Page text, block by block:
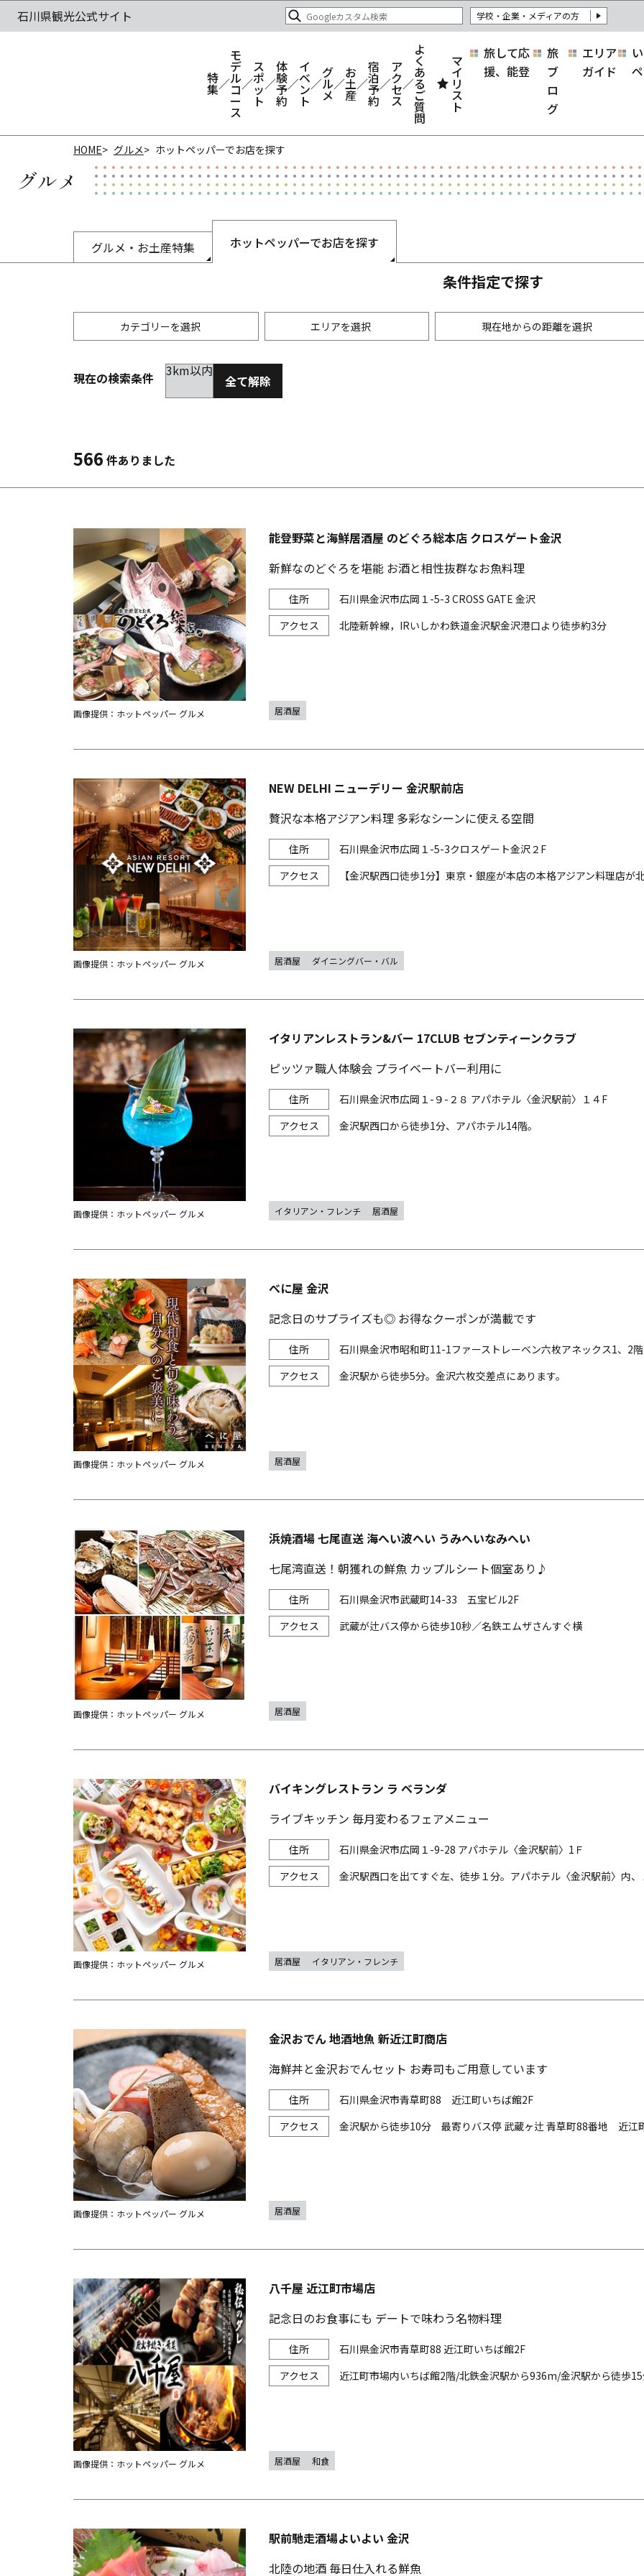
学校・企業・メディアの方
特
集
モ
デ
ル
コ
ー
ス
ス
ポ
ッ
ト
体
験
予
約
イ
ベ
ン
ト
グ
ル
メ
お
土
産
宿
泊
予
約
ア
ク
セ
ス
よ
く
あ
る
ご
質
問
マ
イ
リ
ス
ト
旅して応
援、能登
旅
ブ
ロ
グ
エリア
ガイド
HOME グルメ ホットペッパーでお店を探す
グルメ
グルメ・お土産特集 ホットペッパーでお店を探す
条件指定で探す
カテゴリーを選択 エリアを選択 現在地からの距離を選択
居酒屋
韓国料理
その他グルメ
金沢(片町･香林坊･にし茶屋周辺)
金沢市他・野々市・白山・内灘
未選択
現在の検索条件 3km以内
全て解除
566 件ありました
能登野菜と海鮮居酒屋 のどぐろ総本店 クロスゲート金沢
新鮮なのどぐろを堪能 お酒と相性抜群なお魚料理
石川県金沢市広岡１-5-3 CROSS GATE 金沢
北陸新幹線，IRいしかわ鉄道金沢駅金沢港口より徒歩約3分
画像提供：ホットペッパー グルメ 居酒屋
NEW DELHI ニューデリー 金沢駅前店
贅沢な本格アジアン料理 多彩なシーンに使える空間
石川県金沢市広岡１-5-3クロスゲート金沢２F
【金沢駅西口徒歩1分】東京・銀座が本店の本格アジアン料理店が
画像提供：ホットペッパー グルメ 居酒屋 ダイニングバー・バル
イタリアンレストラン&バー 17CLUB セブンティーンクラブ
ピッツァ職人体験会 プライベートバー利用に
石川県金沢市広岡１-９-２８ アパホテル〈金沢駅前〉１４F
金沢駅西口から徒歩1分、アパホテル14階。
画像提供：ホットペッパー グルメ イタリアン・フレンチ 居酒屋
べに屋 金沢
記念日のサプライズも◎ お得なクーポンが満載です
石川県金沢市昭和町11-1ファーストレーベン六枚アネックス1、2階
金沢駅から徒歩5分。金沢六枚交差点にあります。
画像提供：ホットペッパー グルメ 居酒屋
浜焼酒場 七尾直送 海へい波へい うみへいなみへい
七尾湾直送！朝獲れの鮮魚 カップルシート個室あり♪
石川県金沢市武蔵町14-33 五宝ビル2F
武蔵が辻バス停から徒歩10秒／名鉄エムザさんすぐ横
画像提供：ホットペッパー グルメ 居酒屋
バイキングレストラン ラ ベランダ
ライブキッチン 毎月変わるフェアメニュー
石川県金沢市広岡１-9-28 アパホテル〈金沢駅前〉1Ｆ
金沢駅西口を出てすぐ左、徒歩１分。アパホテル〈金沢駅前〉内
画像提供：ホットペッパー グルメ 居酒屋 イタリアン・フレンチ
金沢おでん 地酒地魚 新近江町商店
海鮮丼と金沢おでんセット お寿司もご用意しています
石川県金沢市青草町88 近江町いちば館2F
金沢駅から徒歩10分 最寄りバス停 武蔵ヶ辻 青草町88番地 近江
画像提供：ホットペッパー グルメ 居酒屋
八千屋 近江町市場店
記念日のお食事にも デートで味わう名物料理
石川県金沢市青草町88 近江町いちば館2F
近江町市場内いちば館2階/北鉄金沢駅から936m/金沢駅から徒歩
画像提供：ホットペッパー グルメ 居酒屋 和食
駅前馳走酒場よいよい 金沢
北陸の地酒 毎日仕入れる鮮魚